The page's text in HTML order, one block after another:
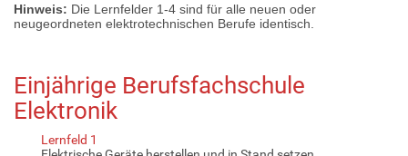
Hinweis: Die Lernfelder 1-4 sind für alle neuen oder
neugeordneten elektrotechnischen Berufe identisch.
Einjährige Berufsfachschule
Elektronik
Lernfeld 1